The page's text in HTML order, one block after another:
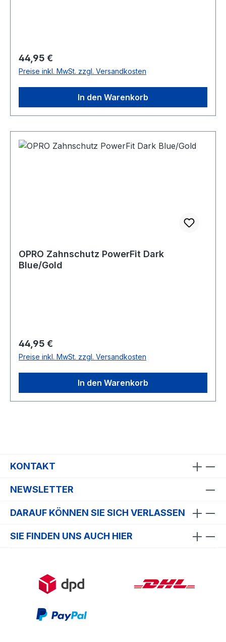
Regulärer Preis:
44,95 €
Preise inkl. MwSt. zzgl. Versandkosten
In den Warenkorb
OPRO Zahnschutz PowerFit Dark
Blue/Gold
Regulärer Preis:
44,95 €
Preise inkl. MwSt. zzgl. Versandkosten
In den Warenkorb
KONTAKT
NEWSLETTER
DARAUF KÖNNEN SIE SICH VERLASSEN
SIE FINDEN UNS AUCH HIER